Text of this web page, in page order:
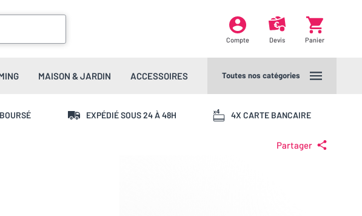
Compte Devis Panier
MAISON & JARDIN ACCESSOIRES Toutes nos catégories
EXPÉDIÉ SOUS 24 À 48H 4X CARTE BANCAIRE
Partager